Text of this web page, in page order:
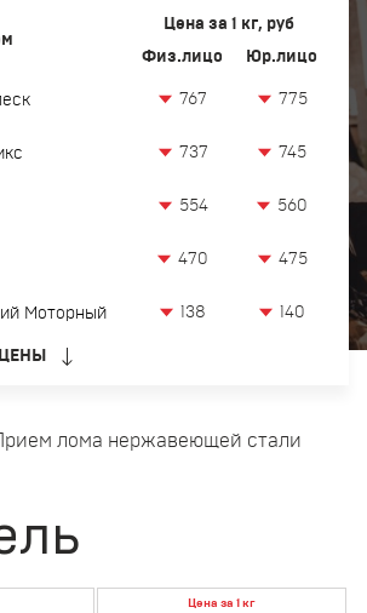
и оборудования
и черных металлов в Санкт-Петербурге
Цена за 1 кг, руб
Физ.лицо
Юр.лицо
767 775
737 745
554 560
470 475
Моторный 138 140
Прием лома нержавеющей стали
Цена за 1 кг